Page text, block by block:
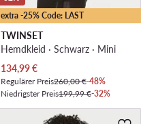
extra -25% Code: LAST
TWINSET
Hemdkleid · Schwarz · Mini
Aktueller Preis
134,99€
Regulärer Preis260,00 €-48%
Niedrigster Preis199,99 €-32%